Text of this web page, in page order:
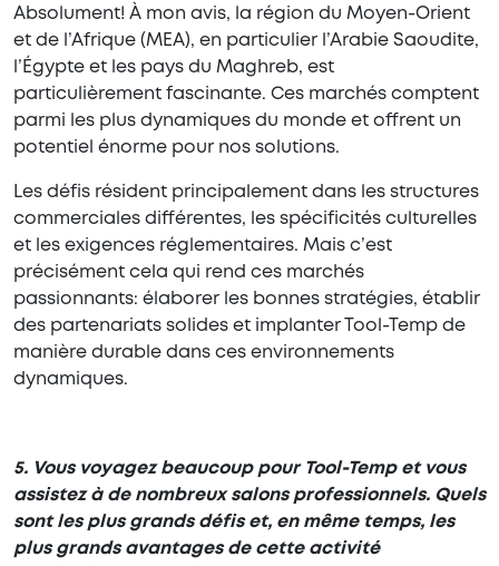
Absolument! À mon avis, la région du Moyen-Orient
et de l’Afrique (MEA), en particulier l’Arabie Saoudite,
l’Égypte et les pays du Maghreb, est
particulièrement fascinante. Ces marchés comptent
parmi les plus dynamiques du monde et offrent un
potentiel énorme pour nos solutions.
Les défis résident principalement dans les structures
commerciales différentes, les spécificités culturelles
et les exigences réglementaires. Mais c’est
précisément cela qui rend ces marchés
passionnants: élaborer les bonnes stratégies, établir
des partenariats solides et implanter Tool-Temp de
manière durable dans ces environnements
dynamiques.
5. Vous voyagez beaucoup pour Tool-Temp et vous
assistez à de nombreux salons professionnels. Quels
sont les plus grands défis et, en même temps, les
plus grands avantages de cette activité